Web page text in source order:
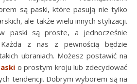
są paski, które pasują nie tylko
ale także wielu innych stylizacji.
paski są proste, a jednocześnie
z nas z pewnością będzie
ubraniach. Możesz postawić na
o prostym kroju lub zdecydować
tendencji. Dobrym wyborem są na